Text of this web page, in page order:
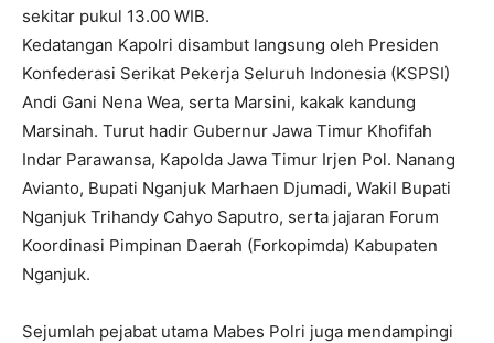
sekitar pukul 13.00 WIB.
Kedatangan Kapolri disambut langsung oleh Presiden
Konfederasi Serikat Pekerja Seluruh Indonesia (KSPSI)
Andi Gani Nena Wea, serta Marsini, kakak kandung
Marsinah. Turut hadir Gubernur Jawa Timur Khofifah
Indar Parawansa, Kapolda Jawa Timur Irjen Pol. Nanang
Avianto, Bupati Nganjuk Marhaen Djumadi, Wakil Bupati
Nganjuk Trihandy Cahyo Saputro, serta jajaran Forum
Koordinasi Pimpinan Daerah (Forkopimda) Kabupaten
Nganjuk.
Sejumlah pejabat utama Mabes Polri juga mendampingi